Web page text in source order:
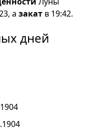
а закат в 19:42.
дней